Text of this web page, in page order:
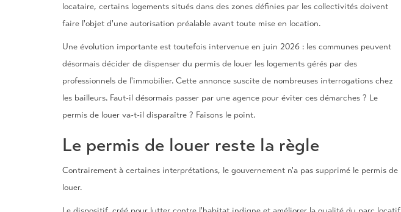
locataire, certains logements situés dans des zones définies par les collectivités doivent
faire l'objet d'une autorisation préalable avant toute mise en location.
Une évolution importante est toutefois intervenue en juin 2026 : les communes peuvent
désormais décider de dispenser du permis de louer les logements gérés par des
professionnels de l'immobilier. Cette annonce suscite de nombreuses interrogations chez
les bailleurs. Faut-il désormais passer par une agence pour éviter ces démarches ? Le
permis de louer va-t-il disparaître ? Faisons le point.
Le permis de louer reste la règle
Contrairement à certaines interprétations, le gouvernement n'a pas supprimé le permis de
louer.